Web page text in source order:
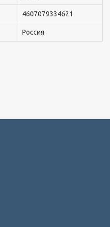
4607079334621
Россия